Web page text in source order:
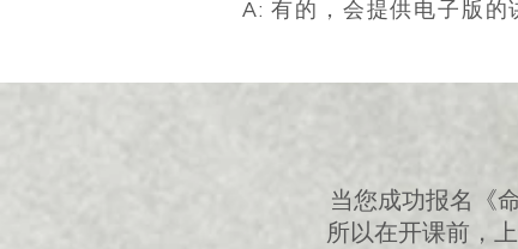
A: 有的，会提供电子版的
当您成功报名《
所以在开课前，